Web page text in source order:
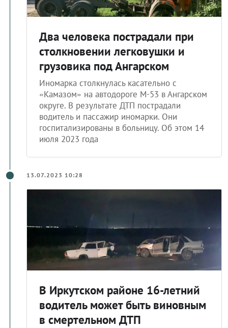
Два человека пострадали при
столкновении легковушки и
грузовика под Ангарском
Иномарка столкнулась касательно с
«Камазом» на автодороге М-53 в Ангарском
округе. В результате ДТП пострадали
водитель и пассажир иномарки. Они
госпитализированы в больницу. Об этом 14
июля 2023 года
13.07.2023 10:28
В Иркутском районе 16-летний
водитель может быть виновным
в смертельном ДТП